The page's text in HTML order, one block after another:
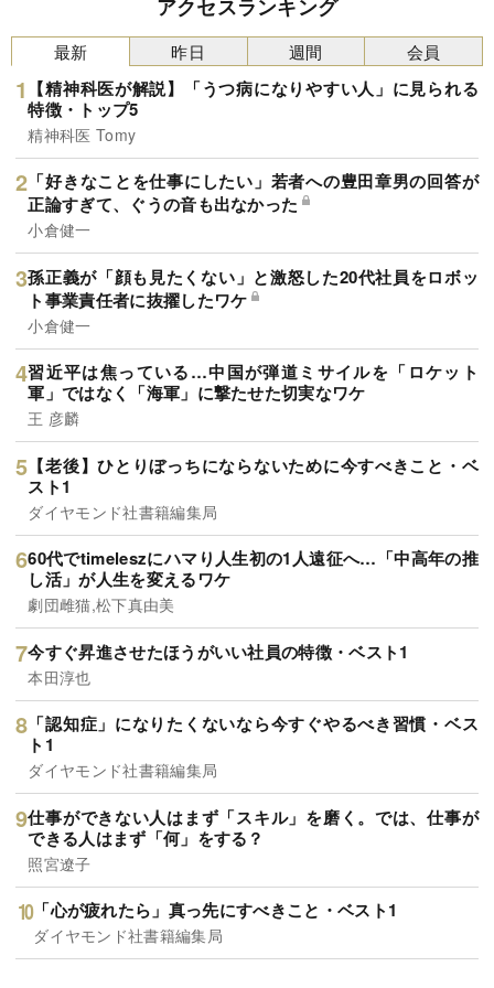
アクセスランキング
最新
【精神科医が解説】「うつ病になりやすい人」に見られる
特徴・トップ5
精神科医 Tomy
「好きなことを仕事にしたい」若者への豊田章男の回答が
正論すぎて、ぐうの音も出なかった
小倉健一
孫正義が「顔も見たくない」と激怒した20代社員をロボッ
ト事業責任者に抜擢したワケ
小倉健一
習近平は焦っている…中国が弾道ミサイルを「ロケット
軍」ではなく「海軍」に撃たせた切実なワケ
王 彦麟
【老後】ひとりぼっちにならないために今すべきこと・ベ
スト1
ダイヤモンド社書籍編集局
60代でtimeleszにハマり人生初の1人遠征へ…「中高年の推
し活」が人生を変えるワケ
劇団雌猫,松下真由美
今すぐ昇進させたほうがいい社員の特徴・ベスト1
本田淳也
「認知症」になりたくないなら今すぐやるべき習慣・ベス
ト1
ダイヤモンド社書籍編集局
仕事ができない人はまず「スキル」を磨く。では、仕事が
できる人はまず「何」をする？
照宮遼子
「心が疲れたら」真っ先にすべきこと・ベスト1
ダイヤモンド社書籍編集局
昨日 週間 会員